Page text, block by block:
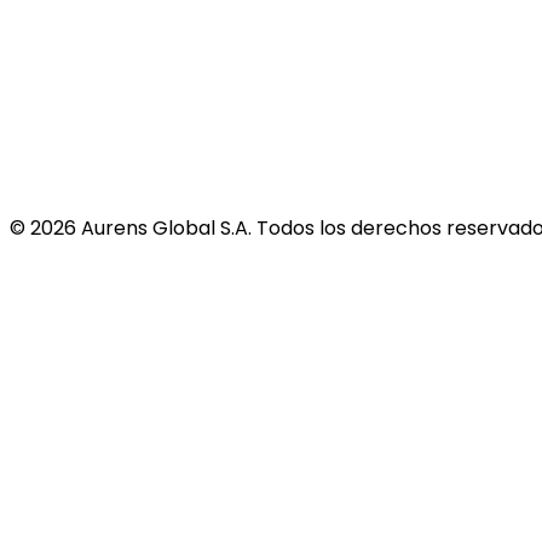
©2026Aurens Global S.A. Todos los derechos